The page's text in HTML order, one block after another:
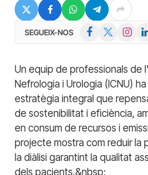
SEGUEIX-NOS Facebook
Un equip de professionals de
Nefrologia i Urologia (ICNU)
estratègia integral que
de sostenibilitat i eficiència,
en consum de recursos i
projecte mostra com reduir la
la diàlisi garantint la qualitat
dels pacients.&nbsp;